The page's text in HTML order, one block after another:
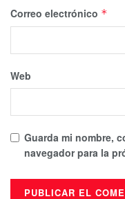
Correo electrónico *
Web
Guarda mi nombre,
navegador para la